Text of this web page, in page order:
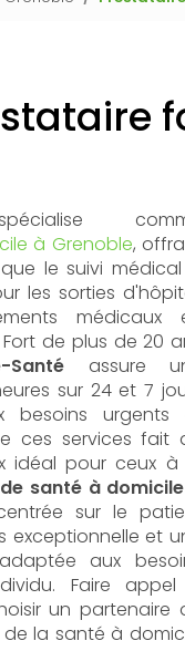
à Grenoble,
le suivi
les sorties
médicaux
de plus de 20
Santé assure
sur 24 et 7
besoins urgents
ces services fait
idéal pour ceux à
santé à
sur le
exceptionnelle et
aux
Faire
un partenaire
la santé à